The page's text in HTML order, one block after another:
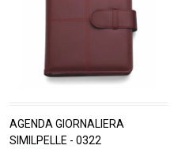
AGENDA GIORNALIERA
SIMILPELLE - 0322